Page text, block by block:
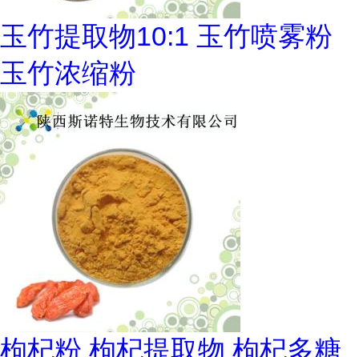
玉竹提取物10:1 玉竹喷雾粉
玉竹浓缩粉
枸杞粉 枸杞提取物 枸杞多糖